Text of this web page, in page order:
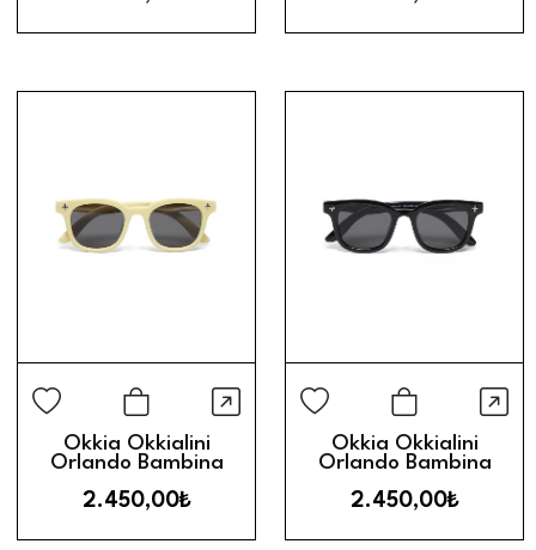
Sepete Ekle
Hızlı Görünüm
Okkia Okkialini
Orlando Bambina
(3-5 Yaş) // Cream
2.450,00₺
Sepete
Okkia Okkialini
Orlando Bambina
(6-10 Yaş) // Black
2.450,00₺